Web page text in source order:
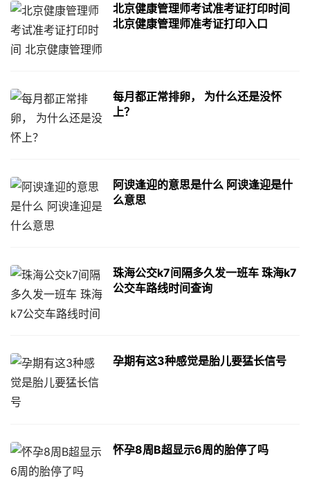
北京健康管理师考试准考证打印时间
北京健康管理师准考证打印入口
每月都正常排卵， 为什么还是没怀
上？
阿谀逢迎的意思是什么 阿谀逢迎是什
么意思
珠海公交k7间隔多久发一班车 珠海k7
公交车路线时间查询
孕期有这3种感觉是胎儿要猛长信号
怀孕8周B超显示6周的胎停了吗